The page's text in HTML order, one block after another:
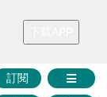
華證券 媒體矩陣
訂閱